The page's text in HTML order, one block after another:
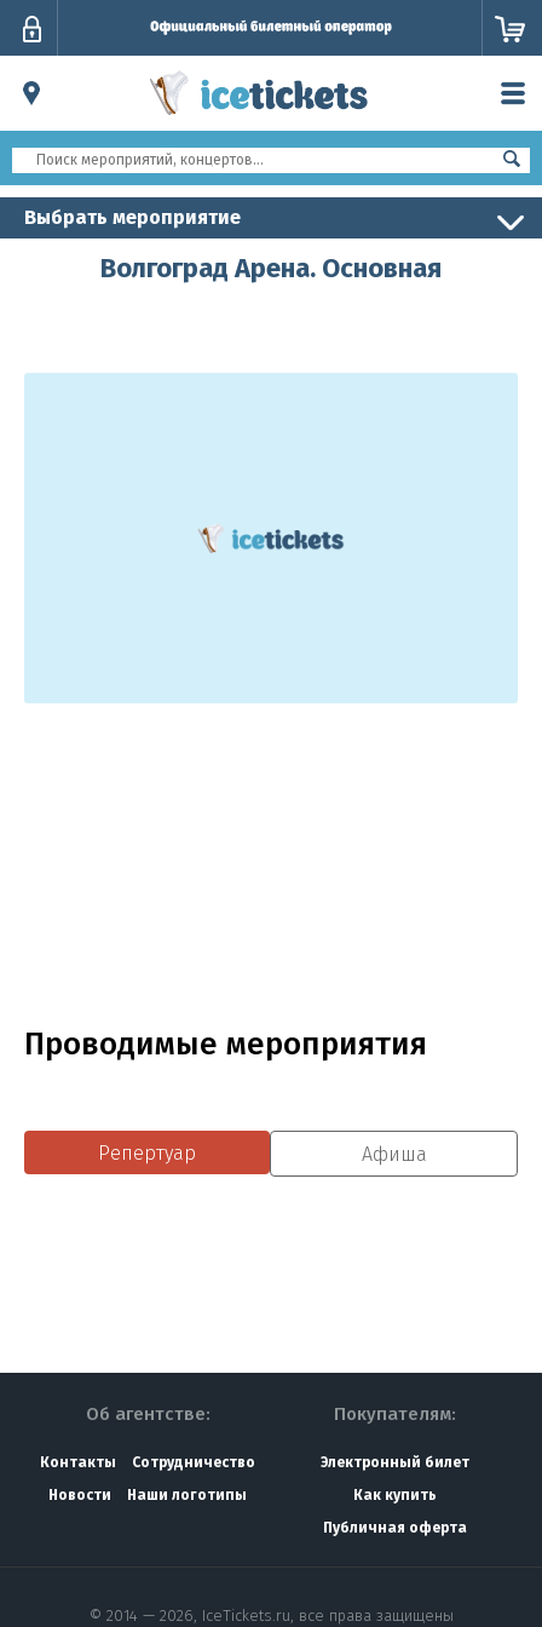
Выбрать мероприятие
Волгоград Арена. Основная
Проводимые мероприятия
Репертуар Афиша
Об агентстве:
Контакты
Сотрудничество
Новости
Наши логотипы
Покупателям:
Электронный билет
Как купить
Публичная оферта
© 2014 — 2026, IceTickets.ru, все права защищены